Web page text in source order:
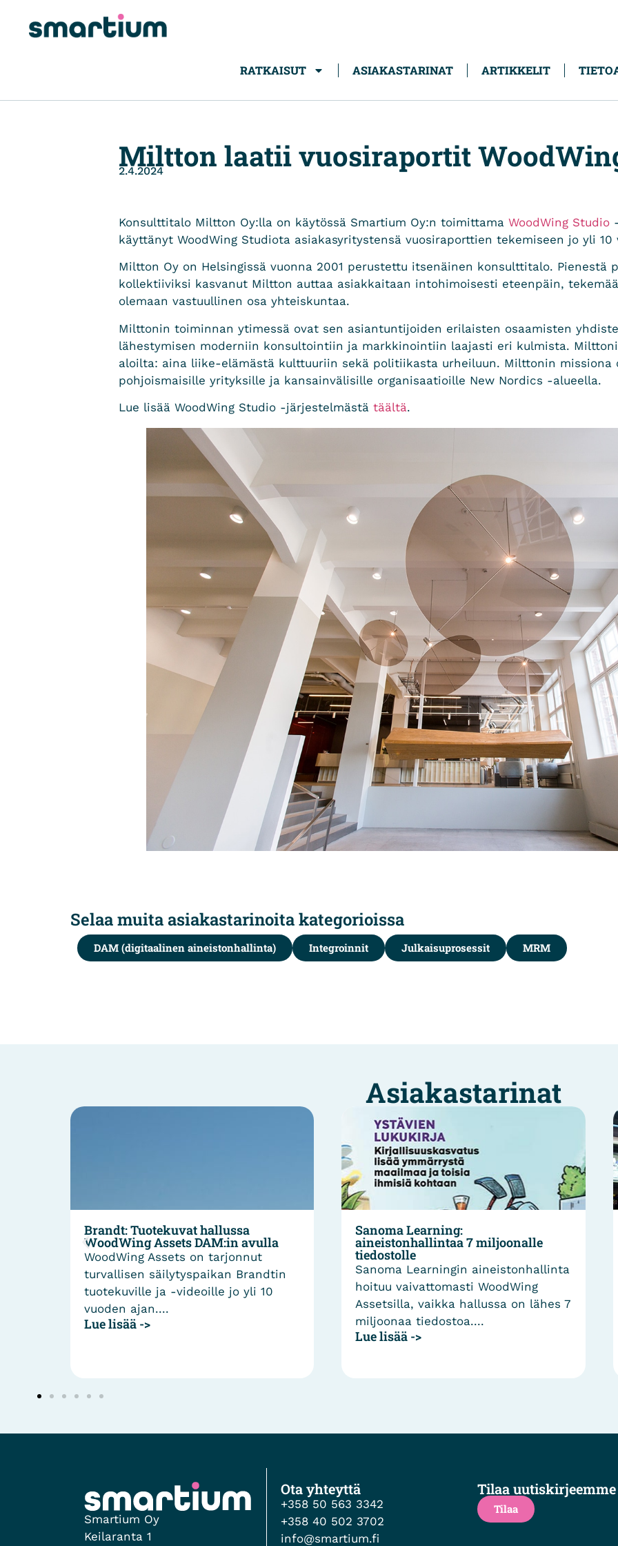
RATKAISUT ASIAKASTARINAT ARTIKKELIT
Miltton laatii vuosiraportit
2.4.2024
Konsulttitalo Miltton Oy:lla on käytössä Smartium Oy:n toimittama WoodWing Studio
käyttänyt WoodWing Studiota asiakasyritystensä vuosiraporttien tekemiseen jo yli 10
Miltton Oy on Helsingissä vuonna 2001 perustettu itsenäinen konsulttitalo. Pienestä
kollektiiviksi kasvanut Miltton auttaa asiakkaitaan intohimoisesti eteenpäin,
olemaan vastuullinen osa yhteiskuntaa.
Milttonin toiminnan ytimessä ovat sen asiantuntijoiden erilaisten osaamisten
lähestymisen moderniin konsultointiin ja markkinointiin laajasti eri kulmista.
aloilta: aina liike-elämästä kulttuuriin sekä politiikasta urheiluun. Milttonin missiona
pohjoismaisille yrityksille ja kansainvälisille organisaatioille New Nordics -alueella.
Lue lisää WoodWing Studio -järjestelmästä täältä.
Selaa muita asiakastarinoita kategorioissa
DAM (digitaalinen aineistonhallinta) Integroinnit Julkaisuprosessit MRM
Asiakastarinat
Brandt: Tuotekuvat hallussa
WoodWing Assets DAM:in avulla
WoodWing Assets on tarjonnut
turvallisen säilytyspaikan Brandtin
tuotekuville ja -videoille jo yli 10
vuoden ajan....
Sanoma Learning:
aineistonhallintaa 7 miljoonalle
Sanoma Learningin aineistonhallinta
hoituu vaivattomasti WoodWing
Assetsilla, vaikka hallussa on lähes 7
miljoonaa tiedostoa....
S-ryhmä
tiedostoja
S-ryhmän
tuhat
kuvaa,
Smartium Oy
Keilaranta 1
Ota yhteyttä
+358 50 563 3342
+358 40 502 3702
info@smartium.fi
Tilaa uutiskirjeemme
Tilaa